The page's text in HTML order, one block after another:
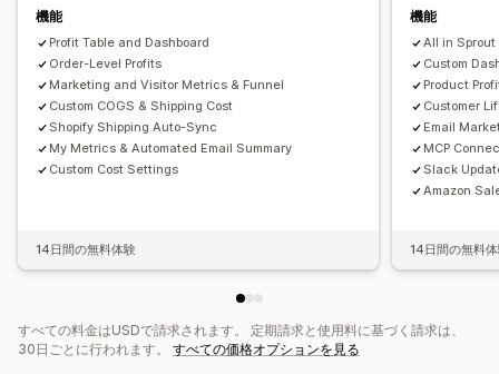
複数ストアレポート
機能
Profit Table and Dashboard
Order-Level Profits
Marketing and Visitor Metrics & Funnel
Custom COGS & Shipping Cost
Shopify Shipping Auto-Sync
My Metrics & Automated Email Summary
Custom Cost Settings
14日間の無料体験
機能
All in Sprout
Custom
Product
Customer
Email
MCP
Slack
Amazon
14日間の無料
すべての料金はUSDで請求されます。 定期請求と使用料に基づく請求は、
30日ごとに行われます。 すべての価格オプションを見る